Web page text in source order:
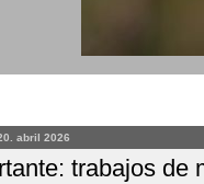
abril 2026
trabajos de